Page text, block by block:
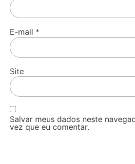
E-mail *
Site
Salvar meus dados neste
vez que eu comentar.